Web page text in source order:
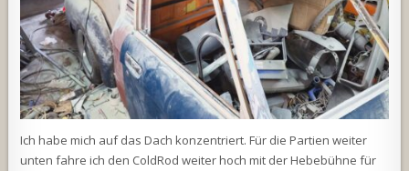
Ich habe mich auf das Dach konzentriert. Für die Partien weiter
unten fahre ich den ColdRod weiter hoch mit der Hebebühne für